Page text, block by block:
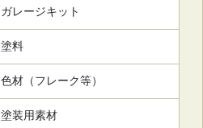
ガレージキット
塗料
色材（フレーク等）
塗装用素材